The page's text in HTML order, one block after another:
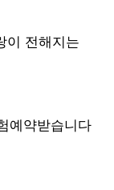
이 전해지는
예약받습니다